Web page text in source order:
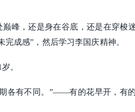
峰，还是身在谷底，还是在穿梭
成感”，然后学习李国庆精神。
。
各有不同。”——有的花早开，有